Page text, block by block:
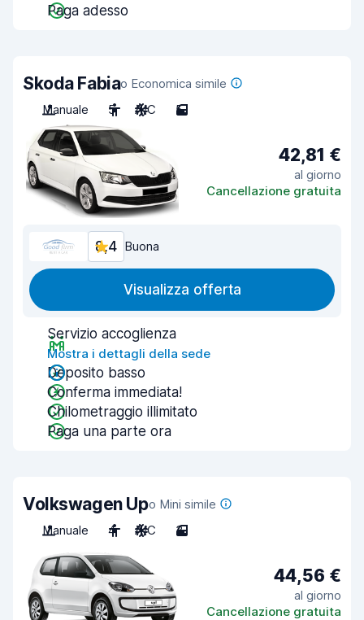
Paga adesso
Skoda Fabiao Economica simile
Manuale
5 A/C 5
42,81 €
al giorno
Cancellazione gratuita
8,4 Buona
Visualizza offerta
Servizio accoglienza
Mostra i dettagli della sede
Deposito basso
Conferma immediata!
Chilometraggio illimitato
Paga una parte ora
Volkswagen Upo Mini simile
Manuale
4 A/C 3
44,56 €
al giorno
Cancellazione gratuita